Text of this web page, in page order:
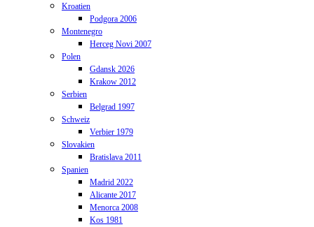
Kroatien
Podgora 2006
Montenegro
Herceg Novi 2007
Polen
Gdansk 2026
Krakow 2012
Serbien
Belgrad 1997
Schweiz
Verbier 1979
Slovakien
Bratislava 2011
Spanien
Madrid 2022
Alicante 2017
Menorca 2008
Kos 1981